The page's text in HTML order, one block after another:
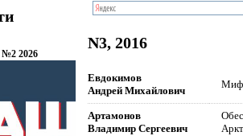
№2 2026
N3, 2016
Евдокимов
Андрей Михайлович
Артамонов
Владимир Сергеевич